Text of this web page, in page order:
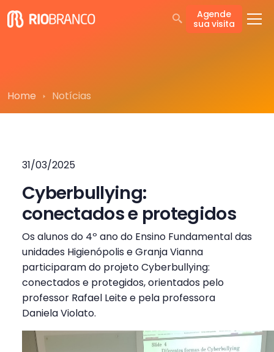
Agende
sua visita
Home Notícias
31/03/2025
Cyberbullying:
conectados e protegidos
Os alunos do 4º ano do Ensino Fundamental das
unidades Higienópolis e Granja Vianna
participaram do projeto Cyberbullying:
conectados e protegidos, orientados pelo
professor Rafael Leite e pela professora
Daniela Violato.